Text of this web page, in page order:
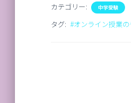
カテゴリー: 中学受験
タグ: #オンライン授業